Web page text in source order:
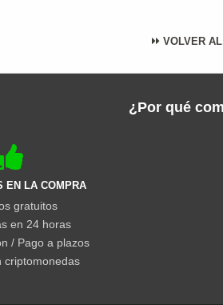
VOLVER
¿Por qué
EN LA COMPRA
gratuitos
en 24 horas
/ Pago a plazos
criptomonedas